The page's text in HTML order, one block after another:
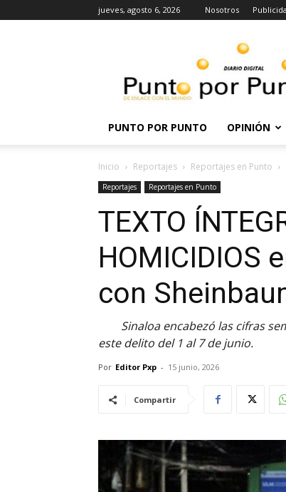
jueves, agosto 6, 2026 Nosotros
Punto
PUNTO POR PUNTO OPINIÓN
Inicio Reportajes Reportajes en Punto
Reportajes Reportajes en Punto
TEXTO
HOMICIDIOS
con
Sinaloa encabezó las cifras
este delito del 1 al 7 de junio.
Por Editor Pxp - 15 junio, 2026
Compartir